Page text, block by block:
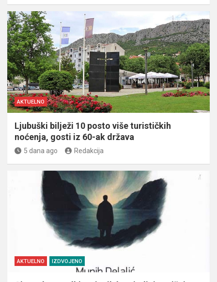
AKTUELNO
Ljubuški bilježi 10 posto više turističkih
noćenja, gosti iz 60-ak država
5 dana ago Redakcija
AKTUELNO IZDVOJENO